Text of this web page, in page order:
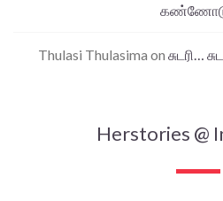
Thulasi Thulasima on சுடரி…
Herstories @